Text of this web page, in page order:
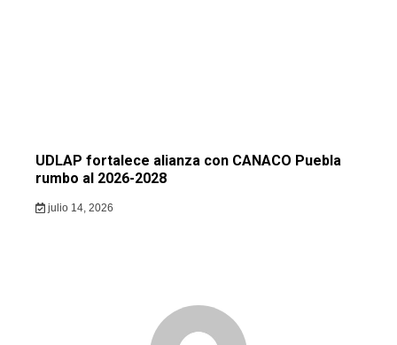
UDLAP fortalece alianza con CANACO Puebla
rumbo al 2026-2028
julio 14, 2026